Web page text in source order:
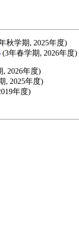
秋学期, 2025年度)
(3年春学期, 2026年度)
2026年度)
, 2025年度)
年度)